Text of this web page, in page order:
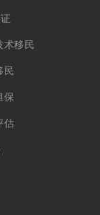
术移民
民
保
估